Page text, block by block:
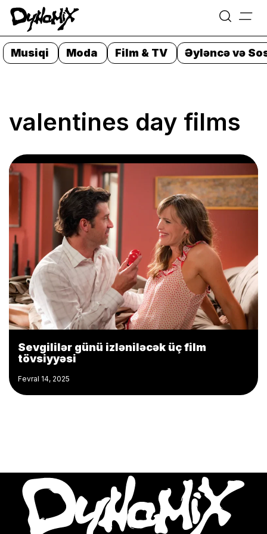
Skip
to
content
=
Musiqi Moda Film & TV Əyləncə və
valentines day films
Sevgililər günü izləniləcək üç film
tövsiyyəsi
Fevral 14, 2025